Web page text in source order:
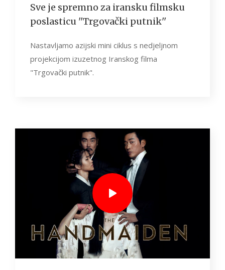
Sve je spremno za iransku filmsku
poslasticu ''Trgovački putnik''
Nastavljamo azijski mini ciklus s nedjeljnom
projekcijom izuzetnog Iranskog filma
"Trgovački putnik".